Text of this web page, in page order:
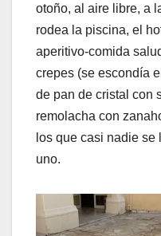
otoño, al aire libre, a
rodea la piscina, el
aperitivo-comida
crepes (se escondía
de pan de cristal con
remolacha con
los que casi nadie
uno.